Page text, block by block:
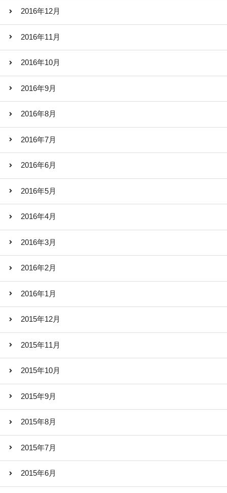
2016年12月
2016年11月
2016年10月
2016年9月
2016年8月
2016年7月
2016年6月
2016年5月
2016年4月
2016年3月
2016年2月
2016年1月
2015年12月
2015年11月
2015年10月
2015年9月
2015年8月
2015年7月
2015年6月